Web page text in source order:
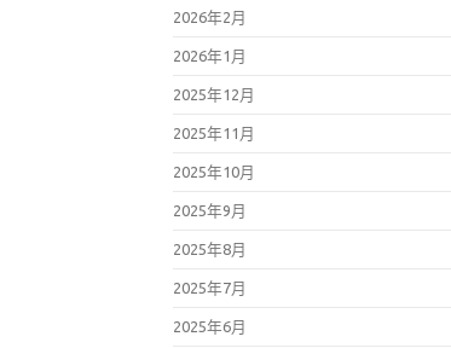
2026年2月
2026年1月
2025年12月
2025年11月
2025年10月
2025年9月
2025年8月
2025年7月
2025年6月